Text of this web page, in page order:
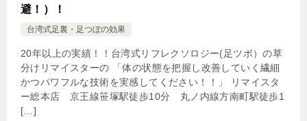
避！）！
台湾式足裏・足つぼの効果
20年以上の実績！！台湾式リフレクソロジー(足ツボ）の草
分けリマイスターの 「体の状態を把握し改善していく繊細
かつパワフルな技術を実感してください！！」 リマイスタ
ー総本店 京王線笹塚駅徒歩10分 丸ノ内線方南町駅徒歩1
[…]